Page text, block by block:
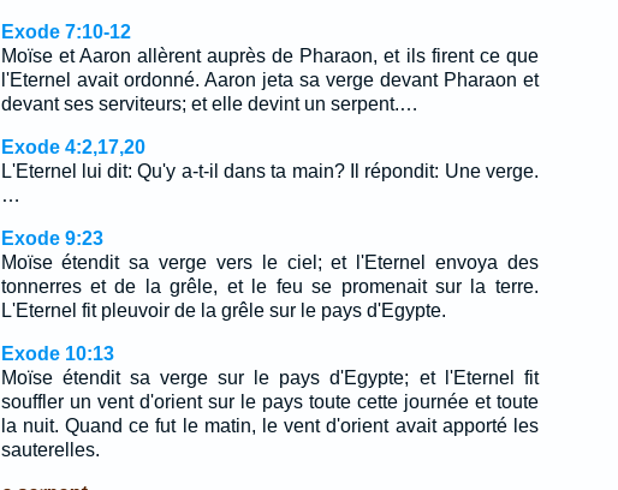
Exode 7:10-12
Moïse et Aaron allèrent auprès de Pharaon, et ils firent ce que
l'Eternel avait ordonné. Aaron jeta sa verge devant Pharaon et
devant ses serviteurs; et elle devint un serpent.…
Exode 4:2,17,20
L'Eternel lui dit: Qu'y a-t-il dans ta main? Il répondit: Une verge.
…
Exode 9:23
Moïse étendit sa verge vers le ciel; et l'Eternel envoya des
tonnerres et de la grêle, et le feu se promenait sur la terre.
L'Eternel fit pleuvoir de la grêle sur le pays d'Egypte.
Exode 10:13
Moïse étendit sa verge sur le pays d'Egypte; et l'Eternel fit
souffler un vent d'orient sur le pays toute cette journée et toute
la nuit. Quand ce fut le matin, le vent d'orient avait apporté les
sauterelles.